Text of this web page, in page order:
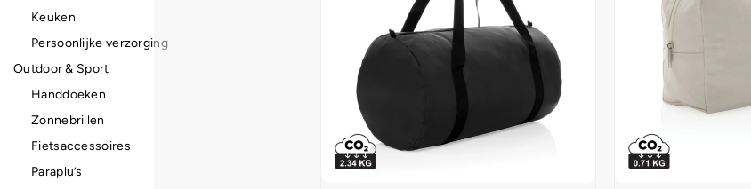
Keuken
Persoonlijke verzorging
Outdoor & Sport
Handdoeken
Zonnebrillen
Fietsaccessoires
Paraplu’s